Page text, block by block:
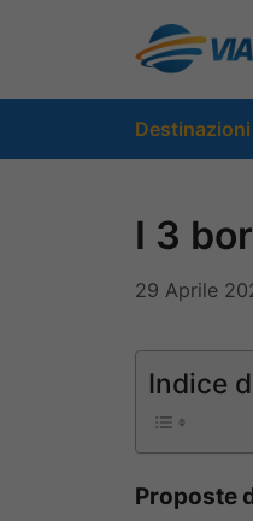
contenuto
I 3
29 Aprile
Indice
Proposte